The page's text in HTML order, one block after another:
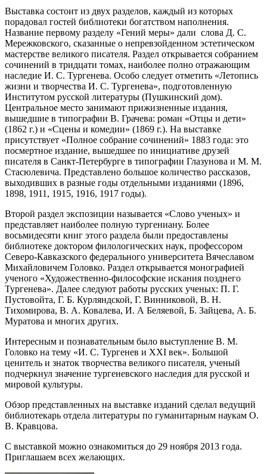
Выставка состоит из двух разделов, каждый из которых
порадовал гостей библиотеки богатством наполнения.
Название первому разделу «Гений меры» дали слова Д. С.
Мережковского, сказанные о непревзойденном эстетическом
мастерстве великого писателя. Раздел открывается собранием
сочинений в тридцати томах, наиболее полно отражающим
наследие И. С. Тургенева. Особо следует отметить «Летопись
жизни и творчества И. С. Тургенева», подготовленную
Институтом русской литературы (Пушкинский дом).
Центральное место занимают прижизненные издания,
вышедшие в типографии В. Грачева: роман «Отцы и дети»
(1862 г.) и «Сцены и комедии» (1869 г.). На выставке
присутствует «Полное собрание сочинений» 1883 года: это
посмертное издание, вышедшее по инициативе друзей
писателя в Санкт-Петербурге в типографии Глазунова и М. М.
Стасюлевича. Представлено большое количество рассказов,
выходивших в разные годы отдельными изданиями (1896,
1898, 1911, 1915, 1916, 1917 годы).
Второй раздел экспозиции называется «Слово ученых» и
представляет наиболее полную тургениану. Более
восьмидесяти книг этого раздела были предоставлены
библиотеке доктором филологических наук, профессором
Северо-Кавказского федерального университета Вячеславом
Михайловичем Головко. Раздел открывается монографией
ученого «Художественно-философские искания позднего
Тургенева». Далее следуют работы русских ученых: П. Г.
Пустовойта, Г. Б. Курляндской, Г. Винниковой, В. Н.
Тихомирова, В. А. Ковалева, И. А Беляевой, Б. Зайцева, А. Б.
Муратова и многих других.
Интересным и познавательным было выступление В. М.
Головко на тему «И. С. Тургенев и XXI век». Большой
ценитель и знаток творчества великого писателя, ученый
подчеркнул значение тургеневского наследия для русской и
мировой культуры.
Обзор представленных на выставке изданий сделал ведущий
библиотекарь отдела литературы по гуманитарным наукам О.
В. Кравцова.
С выставкой можно ознакомиться до 29 ноября 2013 года.
Приглашаем всех желающих.